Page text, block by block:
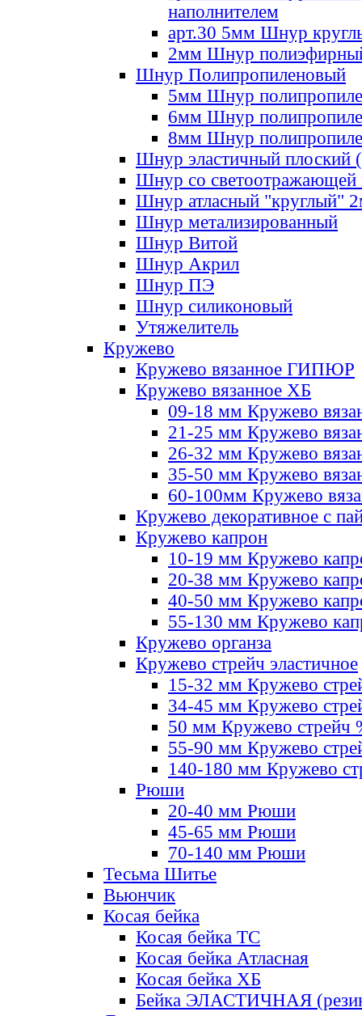
наполнителем
арт.30 5мм Шнур
2мм Шнур
Шнур Полипропиленовый
5мм Шнур
6мм Шнур
8мм Шнур
Шнур эластичный плоский
Шнур со светоотражающей
Шнур атласный "круглый"
Шнур метализированный
Шнур Витой
Шнур Акрил
Шнур ПЭ
Шнур силиконовый
Утяжелитель
Кружево
Кружево вязанное ГИПЮР
Кружево вязанное ХБ
09-18 мм Кружево
21-25 мм Кружево
26-32 мм Кружево
35-50 мм Кружево
60-100мм Кружево
Кружево декоративное с
Кружево капрон
10-19 мм Кружево
20-38 мм Кружево
40-50 мм Кружево
55-130 мм Кружево
Кружево органза
Кружево стрейч эластичное
15-32 мм Кружево
34-45 мм Кружево
50 мм Кружево стрейч
55-90 мм Кружево
140-180 мм Кружево
Рюши
20-40 мм Рюши
45-65 мм Рюши
70-140 мм Рюши
Тесьма Шитье
Вьюнчик
Косая бейка
Косая бейка ТС
Косая бейка Атласная
Косая бейка ХБ
Бейка ЭЛАСТИЧНАЯ